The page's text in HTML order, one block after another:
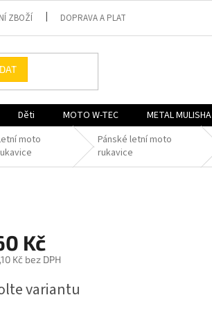
ZBOŽÍ DOPRAVA A PLATBA
Děti MOTO W-TEC METAL MULISHA
moto
Pánské letní moto
rukavice
Kč
Kč bez DPH
variantu